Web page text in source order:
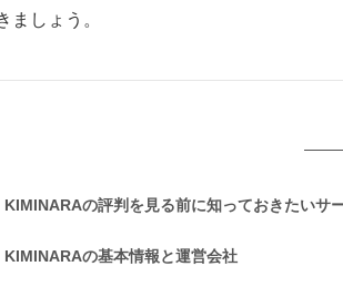
ましょう。
KIMINARAの評判を見る前に知っておきたいサ
KIMINARAの基本情報と運営会社